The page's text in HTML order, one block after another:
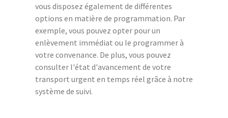
vous disposez également de différentes
options en matière de programmation. Par
exemple, vous pouvez opter pour un
enlèvement immédiat ou le programmer à
votre convenance. De plus, vous pouvez
consulter l'état d'avancement de votre
transport urgent en temps réel grâce à notre
système de suivi.